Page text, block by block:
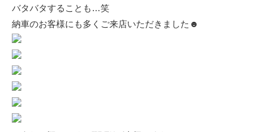
バタバタすることも…笑
納車のお客様にも多くご来店いただきました☻